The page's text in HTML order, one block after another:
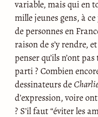
variable, mais qui en
mille jeunes gens, à
de personnes en
raison de s’y rendre,
penser qu’ils n’ont
parti ? Combien
dessinateurs de
d’expression, voire
? S’il faut “éviter les